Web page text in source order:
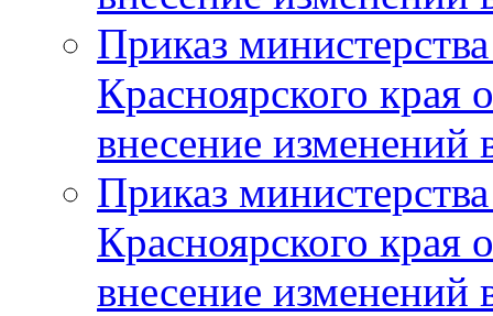
Приказ
Красноярского
внесение изменений
Приказ
Красноярского
внесение изменений